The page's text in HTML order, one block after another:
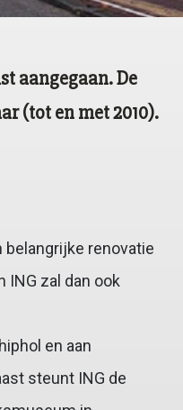
aangegaan. De
(tot en met 2010).
renovatie
ING zal dan ook
en aan
steunt ING de